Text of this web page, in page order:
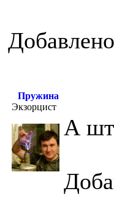
Пружина
Экзорцист
А